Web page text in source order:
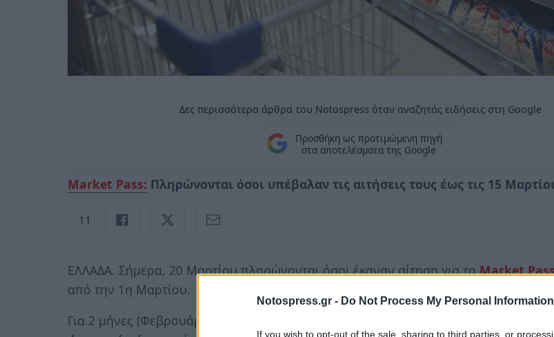
Notospress.gr - Do Not Process My Personal Information
If you wish to opt-out of the sale, sharing to third parties, or
Δες περισσότερα άρθρα του Notospress όταν αναζητάς ειδήσεις στη Google
Προσθήκη ως προτιμώμενη πηγή
στα αποτελέσματα της Google
Μarket Pass: Πληρώνονται όσοι υπέβαλαν τις αιτήσεις τους έως τις 15
11
ΕΛΛΑΔΑ. Σήμερα, 20 Μαρτίου πληρώνονται όσοι έκαναν αίτηση για τοMarket
από την 1η Μαρτίου.
Για 2 μήνες (Φεβρουάριο και Μάρτιο) θα πληρωθούν όσοι επέλεξαν την